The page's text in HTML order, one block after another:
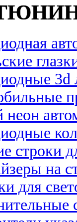
3d
неон
строки
на
для